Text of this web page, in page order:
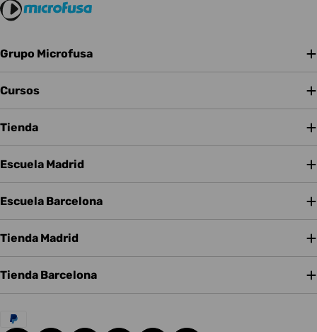
Grupo Microfusa
Cursos
Tienda
Escuela Madrid
Escuela Barcelona
Tienda Madrid
Tienda Barcelona
Métodos